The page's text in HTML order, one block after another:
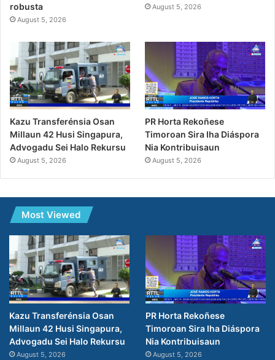
robusta
August 5, 2026
August 5, 2026
Kazu Transferénsia Osan
Millaun 42 Husi Singapura,
Advogadu Sei Halo Rekursu
August 5, 2026
PR Horta Rekoñese
Timoroan Sira Iha Diáspora
Nia Kontribuisaun
August 5, 2026
Most Viewed
Kazu Transferénsia Osan
Millaun 42 Husi Singapura,
Advogadu Sei Halo Rekursu
August 5, 2026
PR Horta Rekoñese
Timoroan Sira Iha Diáspora
Nia Kontribuisaun
August 5, 2026